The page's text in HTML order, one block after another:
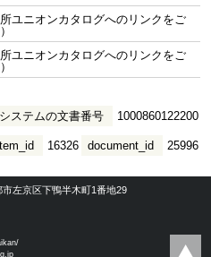
所ユニオンカタログへのリンクをご
所ユニオンカタログへのリンクをご
ステムの文書番号 1000860122200
document_id 25996
16326
市左京区下鴨半木町1番地29